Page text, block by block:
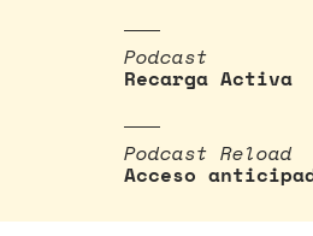
Podcast
Recarga Activa
Podcast Reload
Acceso